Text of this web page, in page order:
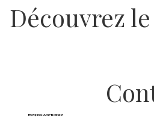
Découvrez